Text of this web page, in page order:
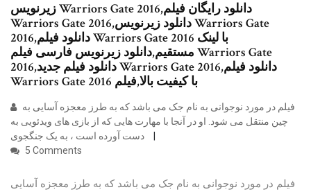
زیرنویس Warriors Gate 2016,دانلود رایگان فیلم
Warriors Gate 2016,دانلود زیرنویس Warriors Gate
2016,دانلود فیلم Warriors Gate 2016 با لینک
مستقیم,دانلود زیرنویس فارسی فیلم Warriors Gate
2016,دانلود فیلم جدید Warriors Gate 2016,دانلود فیلم
Warriors Gate 2016 با کیفیت بالا,فیلم
چین منتقل می شود. او در آنجا با مهارت هایی که از بازی های ویدئویی به
5 Comments
فیلم در مورد نوجوانی به نام جک می باشد که به طرز معجزه آسایی